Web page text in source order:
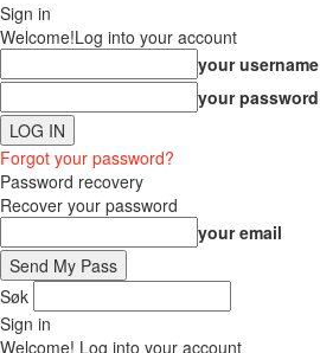
Sign in
Welcome!Log into your account
your username
your password
Forgot your password?
Password recovery
Recover your password
your email
Søk
Sign in
Welcome! Log into your account